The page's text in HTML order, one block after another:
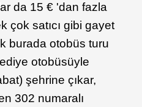
da 15 € 'dan fazla
çok satıcı gibi gayet
burada otobüs turu
otobüsüyle
şehrine çıkar,
302 numaralı